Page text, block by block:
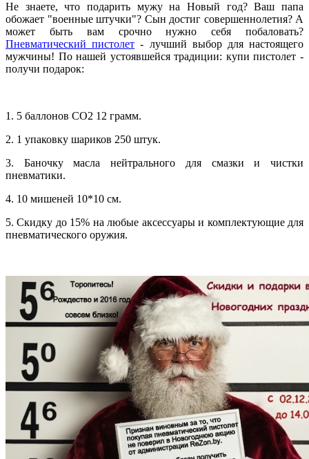
Не знаете, что подарить мужу на Новый год? Ваш папа
обожает "военные штучки"? Сын достиг совершеннолетия? А
может быть вам срочно нужно себя побаловать?
Пневматический пистолет - лучший выбор для настоящего
мужчины! По нашей устоявшейся традиции: купи пистолет -
получи подарок:
1. 5 баллонов СО2 12 грамм.
2. 1 упаковку шариков 250 штук.
3. Баночку масла нейтрального для смазки и чистки
пневматики.
4. 10 мишеней 10*10 см.
5. Скидку до 15% на любые аксессуары и комплектующие для
пневматического оружия.